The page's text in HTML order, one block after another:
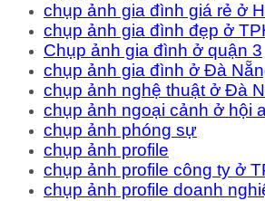
chụp ảnh gia đình giá rẻ ở
chụp ảnh gia đình đẹp ở
Chụp ảnh gia đình ở quận 3
chụp ảnh gia đình ở Đà
chụp ảnh nghệ thuật ở Đà
chụp ảnh ngoại cảnh ở hội
chụp ảnh phóng sự
chụp ảnh profile
chụp ảnh profile công ty ở
chụp ảnh profile doanh